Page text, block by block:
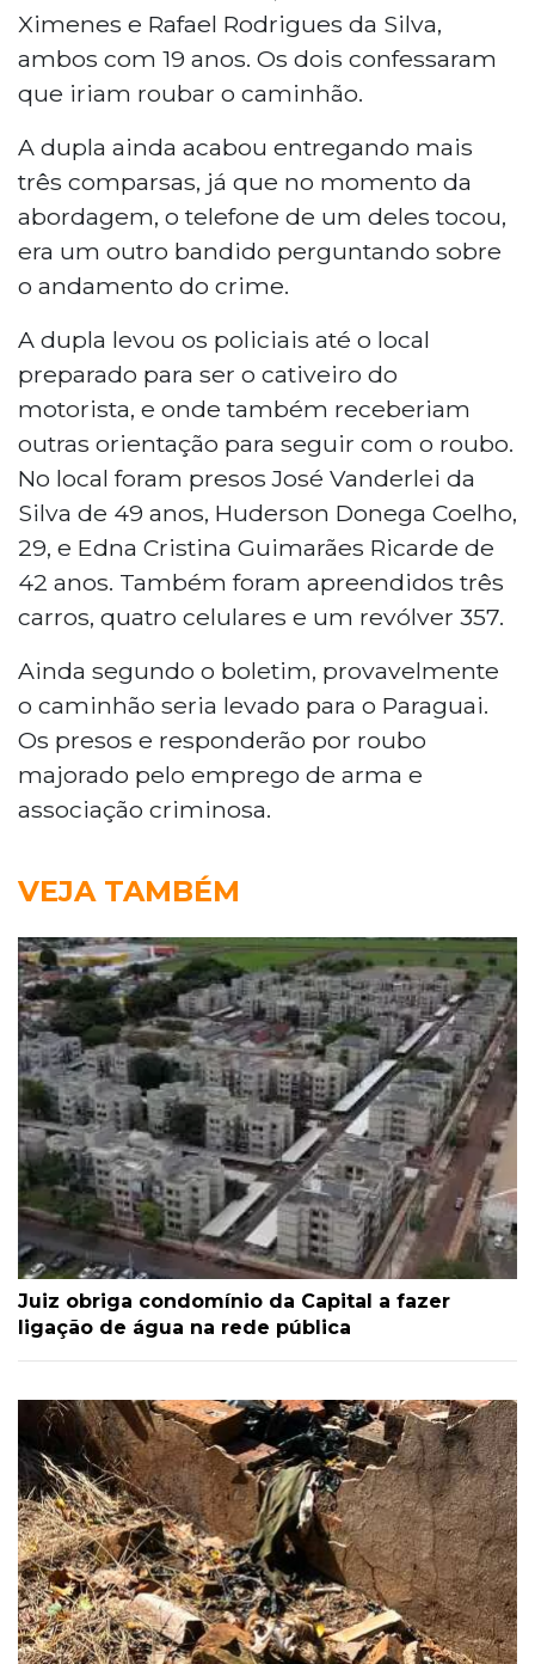
Ximenes e Rafael Rodrigues da Silva,
ambos com 19 anos. Os dois confessaram
que iriam roubar o caminhão.
A dupla ainda acabou entregando mais
três comparsas, já que no momento da
abordagem, o telefone de um deles tocou,
era um outro bandido perguntando sobre
o andamento do crime.
A dupla levou os policiais até o local
preparado para ser o cativeiro do
motorista, e onde também receberiam
outras orientação para seguir com o roubo.
No local foram presos José Vanderlei da
Silva de 49 anos, Huderson Donega Coelho,
29, e Edna Cristina Guimarães Ricarde de
42 anos. Também foram apreendidos três
carros, quatro celulares e um revólver 357.
Ainda segundo o boletim, provavelmente
o caminhão seria levado para o Paraguai.
Os presos e responderão por roubo
majorado pelo emprego de arma e
associação criminosa.
VEJA TAMBÉM
Juiz obriga condomínio da Capital a fazer
ligação de água na rede pública